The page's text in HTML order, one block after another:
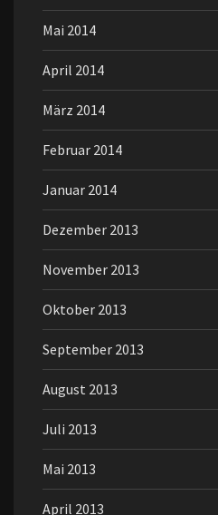
Mai 2014
April 2014
März 2014
Februar 2014
Januar 2014
Dezember 2013
November 2013
Oktober 2013
September 2013
August 2013
Juli 2013
Mai 2013
April 2013